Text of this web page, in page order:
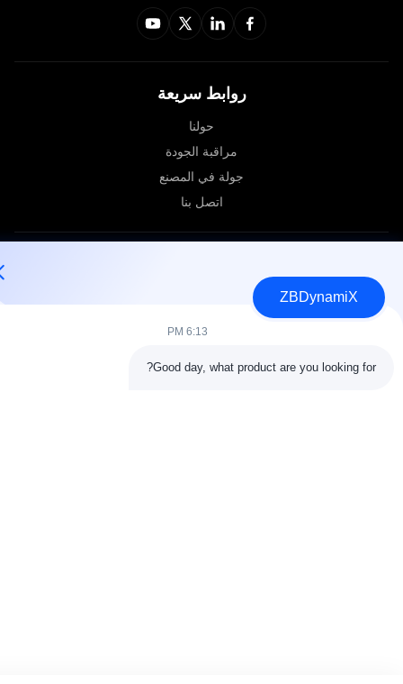
روابط سريعة
مراقبة الجودة
جولة في المصنع
اتصل بنا
خريطة الموقع
ZBDynamiX
Good day, what product are you looking